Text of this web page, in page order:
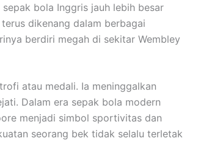
bola Inggris jauh lebih besar
dikenang dalam berbagai
berdiri megah di sekitar Wembley
atau medali. Ia meninggalkan
Dalam era sepak bola modern
menjadi simbol sportivitas dan
seorang bek tidak selalu terletak